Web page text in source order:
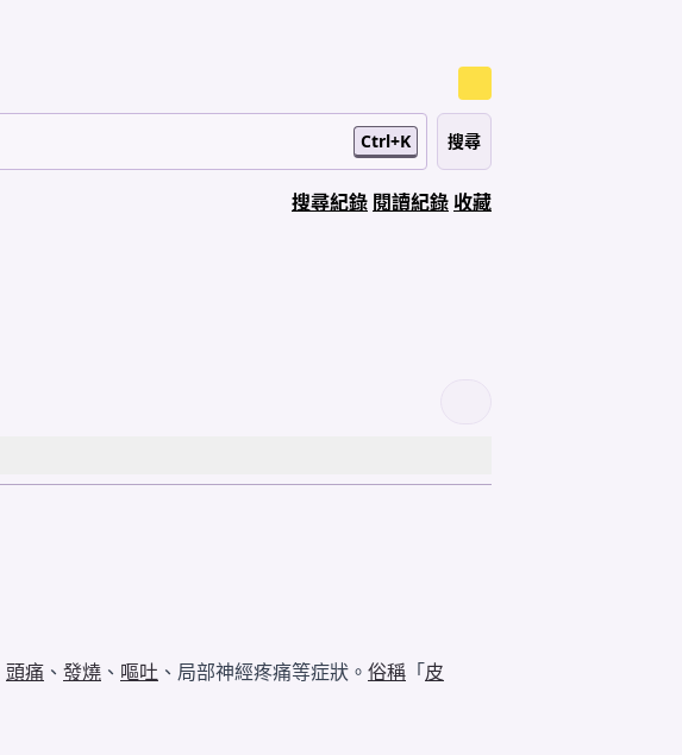
Ctrl+K
搜尋紀錄 閱讀紀錄 收藏
頭痛 、 發燒 、 嘔吐 、局部神經疼痛等症狀。 俗稱 「 皮